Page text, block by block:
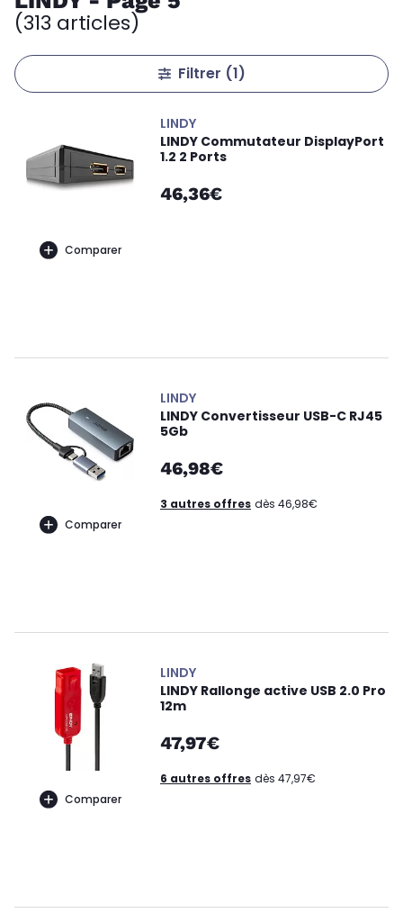
(313 articles)
Filtrer (1)
Comparer
LINDY
LINDY Commutateur DisplayPort
1.2 2 Ports
46,36€
Comparer
LINDY
LINDY Convertisseur USB-C RJ45
5Gb
46,98€
3 autres offres dès 46,98€
Comparer
LINDY
LINDY Rallonge active USB 2.0 Pro
12m
47,97€
6 autres offres dès 47,97€